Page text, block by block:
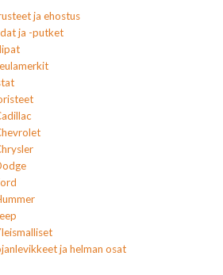
ja ehostus
ja -putket
ja helman osat